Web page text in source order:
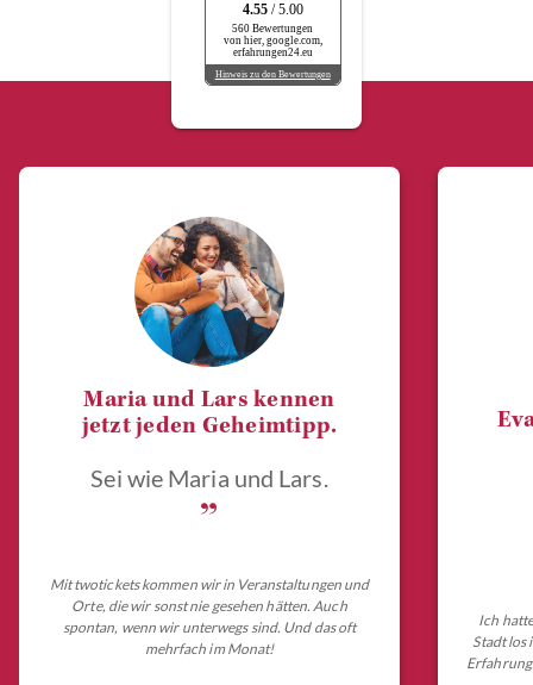
4.55 / 5.00
560 Bewertungen
von hier, google.com,
erfahrungen24.eu
Hinweis zu den Bewertungen
Maria und Lars kennen
jetzt jeden Geheimtipp.
Sei wie Maria und Lars.
„
Mit twotickets kommen wir in Veranstaltungen und
Orte, die wir sonst nie gesehen hätten. Auch
spontan, wenn wir unterwegs sind. Und das oft
mehrfach im Monat!
Ich
Stadt los